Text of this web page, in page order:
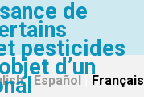
de
pesticides
d’un
| Español Français